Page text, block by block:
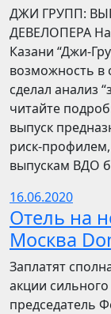
​​ДЖИ ГРУПП:
ДЕВЕЛОПЕРА
Казани “Джи-
возможность
сделал анализ
читайте
выпуск
риск-
выпускам ВДО
16.06.2020
Отель на
Москва
Заплатят
акции
председатель